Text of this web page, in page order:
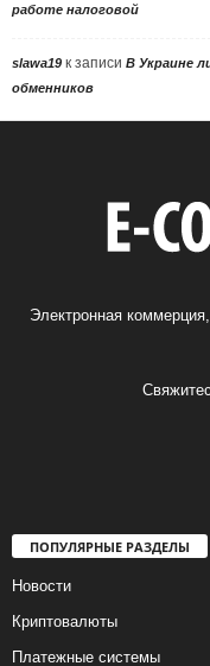
работе налоговой
slawa19 к записи В Украине
обменников
Электронная
ПОПУЛЯРНЫЕ РАЗДЕЛЫ
Новости
Криптовалюты
Платежные системы